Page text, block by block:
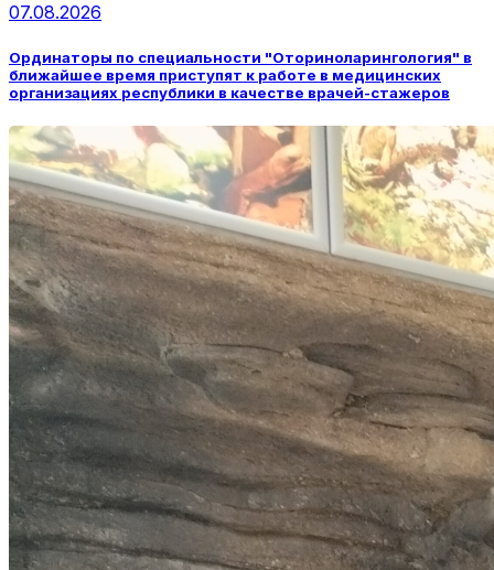
07.08.2026
Ординаторы по специальности "Оториноларингология" в
ближайшее время приступят к работе в медицинских
организациях республики в качестве врачей-стажеров